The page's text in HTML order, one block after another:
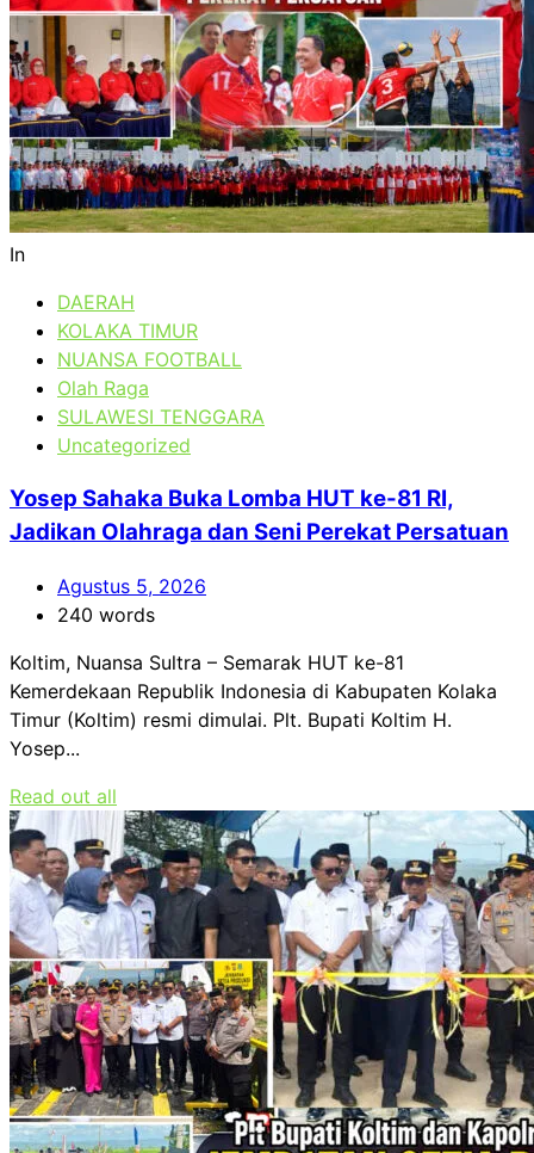
In
DAERAH
KOLAKA TIMUR
NUANSA FOOTBALL
Olah Raga
SULAWESI TENGGARA
Uncategorized
Yosep Sahaka Buka Lomba HUT ke-81 RI,
Jadikan Olahraga dan Seni Perekat Persatuan
Agustus 5, 2026
240 words
Koltim, Nuansa Sultra – Semarak HUT ke-81
Kemerdekaan Republik Indonesia di Kabupaten Kolaka
Timur (Koltim) resmi dimulai. Plt. Bupati Koltim H.
Yosep...
Read out all